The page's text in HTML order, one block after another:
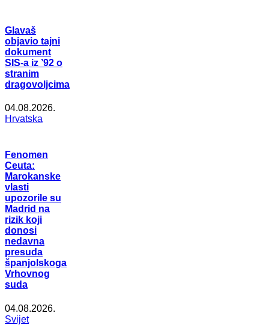
Glavaš
objavio tajni
dokument
SIS-a iz ’92 o
stranim
dragovoljcima
04.08.2026.
Hrvatska
Fenomen
Ceuta:
Marokanske
vlasti
upozorile su
Madrid na
rizik koji
donosi
nedavna
presuda
španjolskoga
Vrhovnog
suda
04.08.2026.
Svijet